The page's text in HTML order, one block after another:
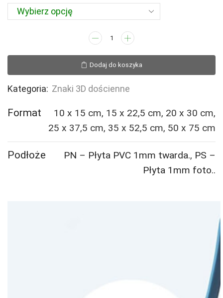
ilość
System
różnicowania
ciśnienia
dościenny)
Dodaj do koszyka
Kategoria: Znaki 3D dościenne
Format
10 x 15 cm, 15 x 22,5 cm, 20 x 30 cm,
25 x 37,5 cm, 35 x 52,5 cm, 50 x 75 cm
Podłoże PN – Płyta PVC 1mm twarda., PS –
Płyta 1mm foto..